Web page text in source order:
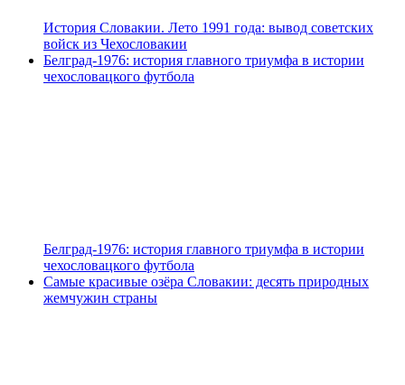
История Словакии. Лето 1991 года: вывод советских
войск из Чехословакии
Белград-1976: история главного триумфа в истории
чехословацкого футбола
Белград-1976: история главного триумфа в истории
чехословацкого футбола
Самые красивые озёра Словакии: десять природных
жемчужин страны